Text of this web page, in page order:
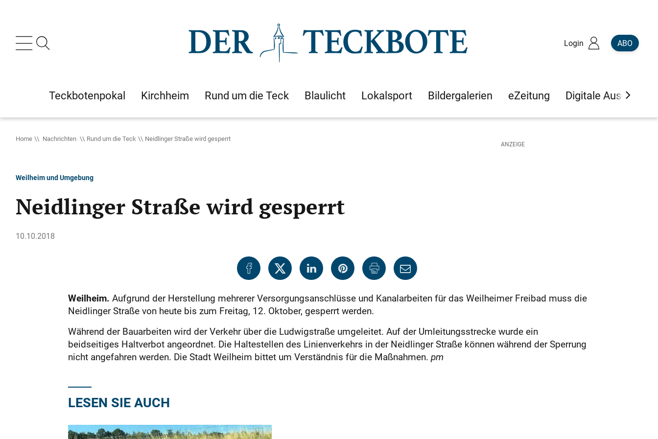
Login ABO
Teckbotenpokal Kirchheim Rund um die Teck Blaulicht Lokalsport Bildergalerien eZeitung Digitale Ausgaben
Home Nachrichten Rund um die Teck Neidlinger Straße wird gesperrt
Weilheim und Umgebung
Neidlinger Straße wird gesperrt
10.10.2018
Weilheim. Aufgrund der Herstellung mehrerer Versorgungsanschlüsse und Kanalarbeiten für das Weilheimer Freibad muss die
Neidlinger Straße von heute bis zum Freitag, 12. Oktober, gesperrt werden.
Während der Bauarbeiten wird der Verkehr über die Ludwigstraße umgeleitet. Auf der Umleitungsstrecke wurde ein
beidseitiges Haltverbot angeordnet. Die Haltestellen des Linienverkehrs in der Neidlinger Straße können während der Sperrung
nicht angefahren werden. Die Stadt Weilheim bittet um Verständnis für die Maßnahmen. pm
LESEN SIE AUCH